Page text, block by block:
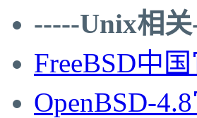
-----Unix相
FreeBSD中
OpenBSD-